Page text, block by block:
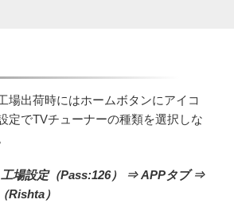
場出荷時にはホームボタンにアイコ
定でTVチューナーの種類を選択しな
場設定（Pass:126） ⇒ APPタブ ⇒
Rishta）